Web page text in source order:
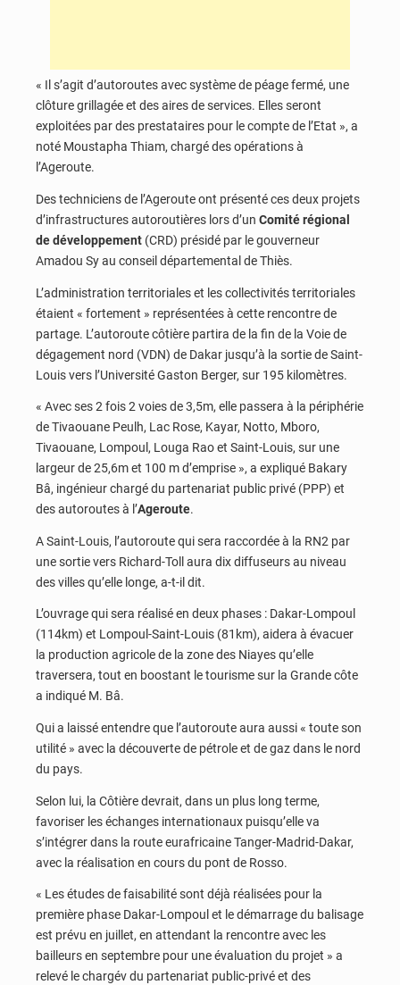
« Il s’agit d’autoroutes avec système de péage fermé, une
clôture grillagée et des aires de services. Elles seront
exploitées par des prestataires pour le compte de l’Etat », a
noté Moustapha Thiam, chargé des opérations à
l’Ageroute.
Des techniciens de l’Ageroute ont présenté ces deux projets
d’infrastructures autoroutières lors d’un Comité régional
de développement (CRD) présidé par le gouverneur
Amadou Sy au conseil départemental de Thiès.
L’administration territoriales et les collectivités territoriales
étaient « fortement » représentées à cette rencontre de
partage. L’autoroute côtière partira de la fin de la Voie de
dégagement nord (VDN) de Dakar jusqu’à la sortie de Saint-
Louis vers l’Université Gaston Berger, sur 195 kilomètres.
« Avec ses 2 fois 2 voies de 3,5m, elle passera à la périphérie
de Tivaouane Peulh, Lac Rose, Kayar, Notto, Mboro,
Tivaouane, Lompoul, Louga Rao et Saint-Louis, sur une
largeur de 25,6m et 100 m d’emprise », a expliqué Bakary
Bâ, ingénieur chargé du partenariat public privé (PPP) et
des autoroutes à l’Ageroute.
A Saint-Louis, l’autoroute qui sera raccordée à la RN2 par
une sortie vers Richard-Toll aura dix diffuseurs au niveau
des villes qu’elle longe, a-t-il dit.
L’ouvrage qui sera réalisé en deux phases : Dakar-Lompoul
(114km) et Lompoul-Saint-Louis (81km), aidera à évacuer
la production agricole de la zone des Niayes qu’elle
traversera, tout en boostant le tourisme sur la Grande côte
a indiqué M. Bâ.
Qui a laissé entendre que l’autoroute aura aussi « toute son
utilité » avec la découverte de pétrole et de gaz dans le nord
du pays.
Selon lui, la Côtière devrait, dans un plus long terme,
favoriser les échanges internationaux puisqu’elle va
s’intégrer dans la route eurafricaine Tanger-Madrid-Dakar,
avec la réalisation en cours du pont de Rosso.
« Les études de faisabilité sont déjà réalisées pour la
première phase Dakar-Lompoul et le démarrage du balisage
est prévu en juillet, en attendant la rencontre avec les
bailleurs en septembre pour une évaluation du projet » a
relevé le chargév du partenariat public-privé et des